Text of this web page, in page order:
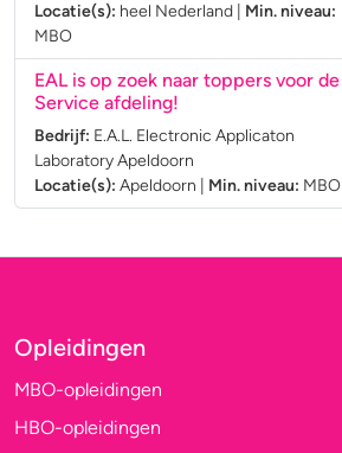
Locatie(s): heel Nederland
Min. niveau:
MBO
EAL is op zoek naar toppers voor de
Service afdeling!
Bedrijf: E.A.L. Electronic Applicaton
Laboratory Apeldoorn
Locatie(s): Apeldoorn Min. niveau: MBO
Opleidingen
MBO-opleidingen
HBO-opleidingen